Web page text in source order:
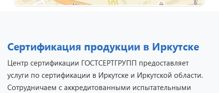
Сертификация продукции в Иркутске
Центр сертификации ГОСТСЕРТГРУПП предоставляет
услуги по сертификации в Иркутске и Иркутской области.
Сотрудничаем с аккредитованными испытательными